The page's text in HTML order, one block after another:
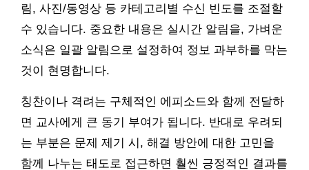
림, 사진/동영상 등 카테고리별 수신 빈도를 조절할
수 있습니다. 중요한 내용은 실시간 알림을, 가벼운
소식은 일괄 알림으로 설정하여 정보 과부하를 막는
것이 현명합니다.
칭찬이나 격려는 구체적인 에피소드와 함께 전달하
면 교사에게 큰 동기 부여가 됩니다. 반대로 우려되
는 부분은 문제 제기 시, 해결 방안에 대한 고민을
함께 나누는 태도로 접근하면 훨씬 긍정적인 결과를